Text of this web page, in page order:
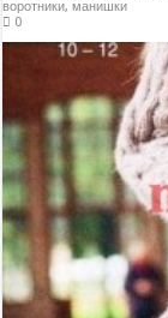
воротники, манишки
0